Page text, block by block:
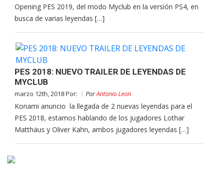
Opening PES 2019, del modo Myclub en la versión PS4, en
busca de varias leyendas […]
PES 2018: NUEVO TRAILER DE LEYENDAS DE
MYCLUB
marzo 12th, 2018 Por: PorAntonio Leon
Konami anuncio la llegada de 2 nuevas leyendas para el
PES 2018, estamos hablando de los jugadores Lothar
Matthäus y Oliver Kahn, ambos jugadores leyendas […]